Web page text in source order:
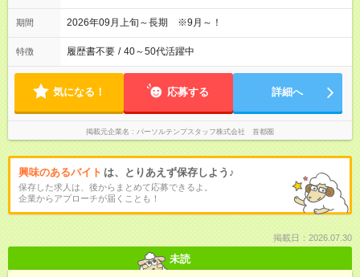
期間 2026年09月上旬～長期 ※9月～！
特徴 履歴書不要 / 40～50代活躍中
気になる！ 応募する 詳細へ
掲載元企業名 パーソルテンプスタッフ株式会社 首都圏
興味のあるバイト は、とりあえず保存しよう♪
保存した求人は、後からまとめて応募できるよ。
企業からアプローチが届くことも！
掲載日：2026.07.30
未読